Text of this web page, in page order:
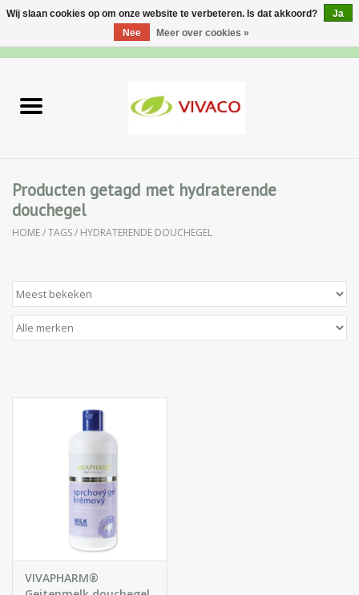
Lichaamsverzorging
Natuurlijke Kruiden
Apotheek
Voor Salons
Producten getagd met hydraterende
douchegel
HOME/TAGS/ HYDRATERENDE DOUCHEGEL
VIVAPHARM®
Wij slaan cookies op om onze website te verbeteren. Is dat akkoord?
Ja
Nee
Meer over cookies »